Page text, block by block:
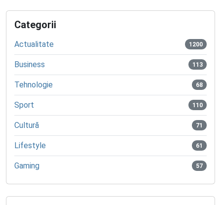
Categorii
Actualitate 1200
Business 113
Tehnologie 68
Sport 110
Cultură 71
Lifestyle 61
Gaming 57